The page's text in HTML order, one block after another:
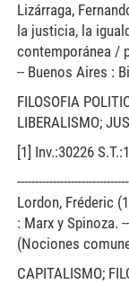
Lizárraga,
la justicia, la
contemporánea /
-- Buenos Aires :
FILOSOFIA
LIBERALISMO;
[1] Inv.:30226
Lordon, Fréderic
: Marx y Spinoza.
(Nociones
CAPITALISMO;